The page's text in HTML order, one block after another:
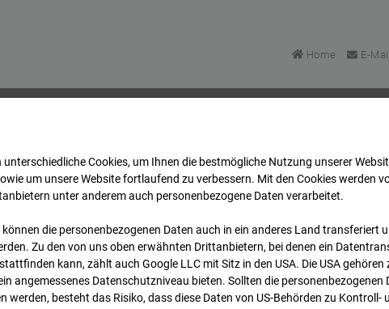
Home E-Mail
Heddesheim Archiv 2024 01 15 16:33
Heddesheim
unterschiedliche Cookies, um Ihnen die best­mögliche Nutzung unserer
um unsere Website fortlaufend zu verbessern. Mit den Cookies werden
unter anderem auch personenbezogene Daten verarbeitet.
können die personenbezogenen Daten auch in ein anderes Land transferiert
Zu den von uns oben erwähnten Drittanbietern, bei denen ein
kann, zählt auch Google LLC mit Sitz in den USA. Die USA gehören
angemessenes Datenschutzniveau bieten. Sollten die personenbezogenen
werden, besteht das Risiko, dass diese Daten von US-Behörden zu Kontroll-